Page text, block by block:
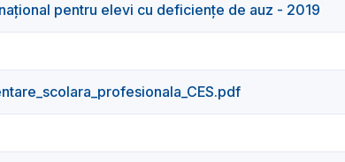
pentru elevi cu deficienţe de auz - 2019